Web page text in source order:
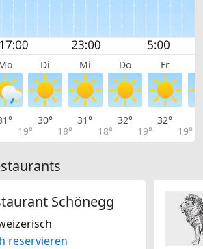
Di Mi Do Fr
19°
30°
18°
31°
18°
32°
19°
32°
19°
Schönegg
reservieren